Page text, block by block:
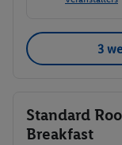
3
Standard
Breakfast